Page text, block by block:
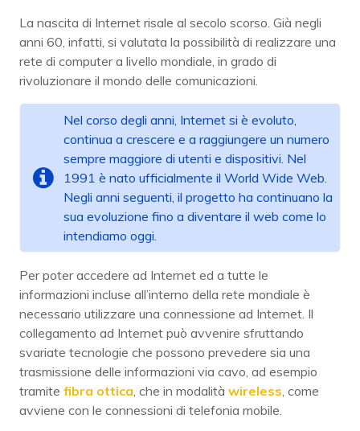
La nascita di Internet risale al secolo scorso. Già negli
anni 60, infatti, si valutata la possibilità di realizzare una
rete di computer a livello mondiale, in grado di
rivoluzionare il mondo delle comunicazioni.
Nel corso degli anni, Internet si è evoluto,
continua a crescere e a raggiungere un numero
sempre maggiore di utenti e dispositivi. Nel
1991 è nato ufficialmente il World Wide Web.
Negli anni seguenti, il progetto ha continuano la
sua evoluzione fino a diventare il web come lo
intendiamo oggi.
Per poter accedere ad Internet ed a tutte le
informazioni incluse all’interno della rete mondiale è
necessario utilizzare una connessione ad Internet. Il
collegamento ad Internet può avvenire sfruttando
svariate tecnologie che possono prevedere sia una
trasmissione delle informazioni via cavo, ad esempio
tramite fibra ottica, che in modalità wireless, come
avviene con le connessioni di telefonia mobile.